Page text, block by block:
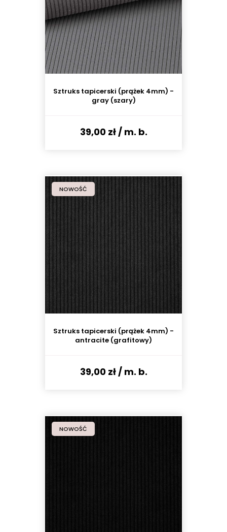
Sztruks tapicerski (prążek 4mm) -
gray (szary)
39,00 zł/ m. b.
Sztruks tapicerski (prążek 4mm) -
antracite (grafitowy)
39,00 zł/ m. b.
NOWOŚĆ
NOWOŚĆ